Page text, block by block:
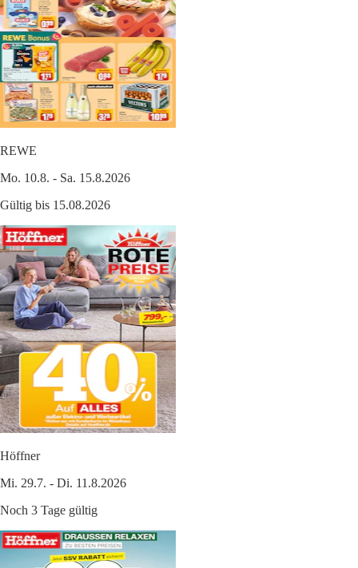
REWE
Mo. 10.8. - Sa. 15.8.2026
Gültig bis 15.08.2026
Höffner
Mi. 29.7. - Di. 11.8.2026
Noch 3 Tage gültig